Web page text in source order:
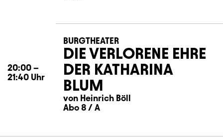
20:00 –
21:40 Uhr
BURGTHEATER
DIE VERLORENE EHRE
DER KATHARINA
BLUM
von Heinrich Böll
Abo 8 / A